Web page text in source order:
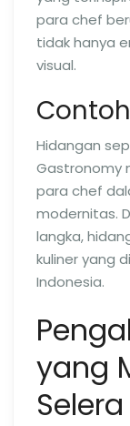
para chef
tidak hanya
visual.
Hidangan
Gastronomy
para chef
modernitas.
langka,
kuliner yang
Indonesia.
yang
Selera